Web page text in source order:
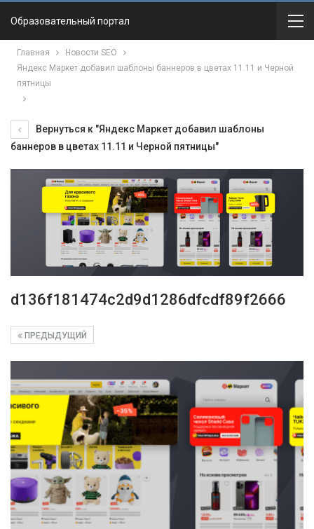
Образовательный портал
Главная
Новости SEO
Яндекс Маркет добавил шаблоны баннеров в цветах 11.11 и Черной
пятницы
Вернуться к "Яндекс Маркет добавил шаблоны
баннеров в цветах 11.11 и Черной пятницы"
d136f181474c2d9d1286dfcdf89f2666
ПРЕДЫДУЩИЙ